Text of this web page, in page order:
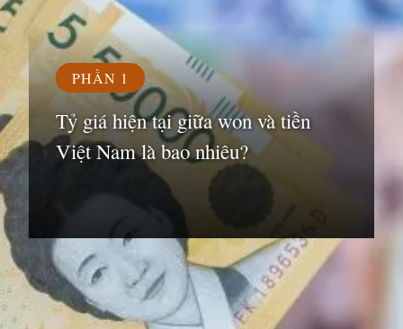
PHẦN 1
Tỷ giá hiện tại giữa won và tiền
Việt Nam là bao nhiêu?